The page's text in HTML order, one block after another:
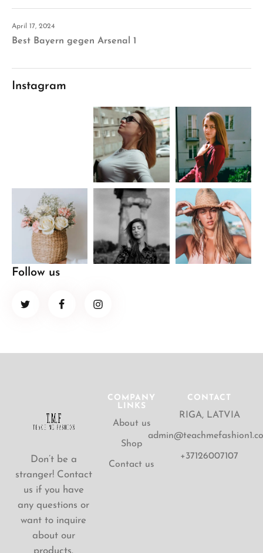
April 17, 2024
Best Bayern gegen Arsenal 1
Instagram
Follow us
Don’t be a
stranger! Contact
us if you have
any questions or
want to inquire
about our
COMPANY
LINKS
About us
Shop
Contact us
CONTACT
RIGA, LATVIA
+37126007107